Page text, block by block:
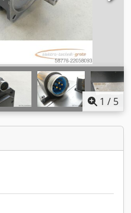
1 / 5